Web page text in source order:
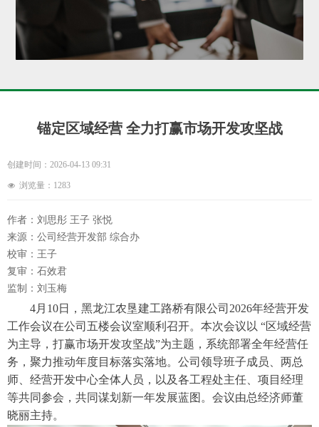
锚定区域经营 全力打赢市场开发攻坚战
4月10日，黑龙江农垦建工路桥有限公司2026年经营开发
工作会议在公司五楼会议室顺利召开。本次会议以 “区域经营
为主导，打赢市场开发攻坚战”为主题，系统部署全年经营任
务，聚力推动年度目标落实落地。公司领导班子成员、两总
师、经营开发中心全体人员，以及各工程处主任、项目经理
等共同参会，共同谋划新一年发展蓝图。会议由总经济师董
晓丽主持。
创建时间： 2026-04-13 09:31
넶 浏览量： 1283
作者：刘思彤 王子 张悦
来源：公司经营开发部 综合办
校审：王子
复审：石效君
监制：刘玉梅